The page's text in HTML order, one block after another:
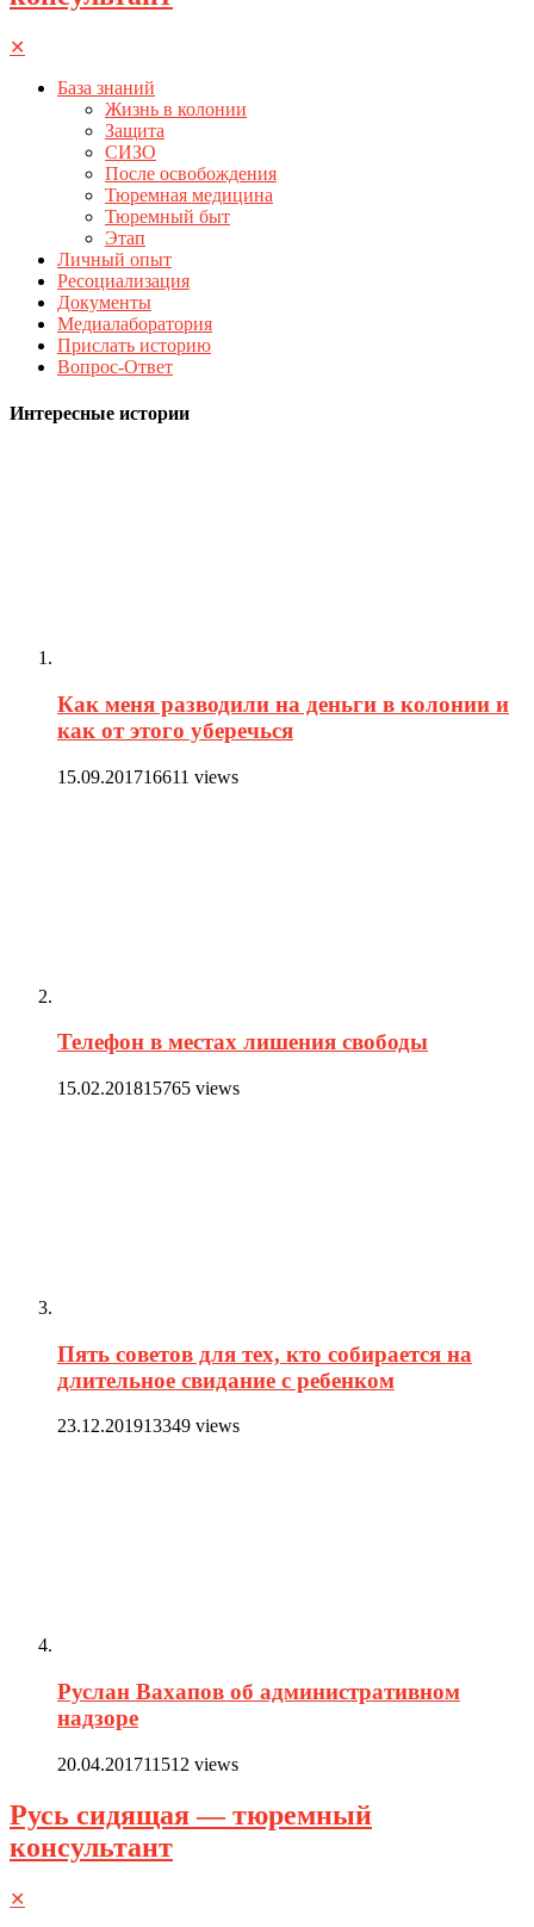
✕
База знаний
Жизнь в колонии
Защита
СИЗО
После освобождения
Тюремная медицина
Тюремный быт
Этап
Личный опыт
Ресоциализация
Документы
Медиалаборатория
Прислать историю
Вопрос-Ответ
Интересные истории
Как меня разводили на деньги в колонии и
как от этого уберечься
15.09.201716611 views
Телефон в местах лишения свободы
15.02.201815765 views
Пять советов для тех, кто собирается на
длительное свидание с ребенком
23.12.201913349 views
Руслан Вахапов об административном
надзоре
20.04.201711512 views
Русь сидящая — тюремный
консультант
✕